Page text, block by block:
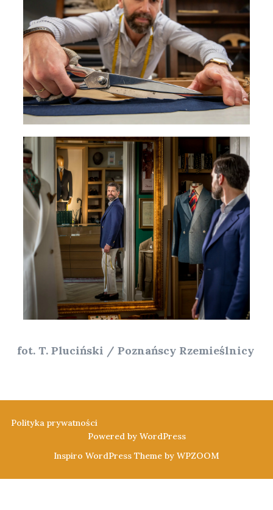
fot. T. Pluciński / Poznańscy Rzemieślnicy
Polityka prywatności
Powered by WordPress
Inspiro WordPress Theme by WPZOOM